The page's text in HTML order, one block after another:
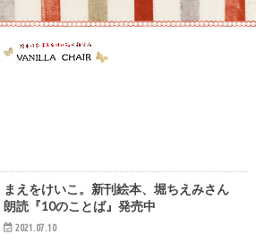
まえをけいこ。新刊絵本、堀ちえみさん
朗読『10のことば』発売中
2021.07.10